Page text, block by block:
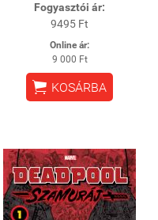
Fogyasztói ár:
9495 Ft
Online ár:
9 000 Ft
 KOSÁRBA